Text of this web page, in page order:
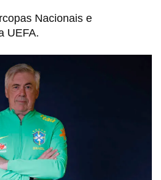
Nacionais e
UEFA.